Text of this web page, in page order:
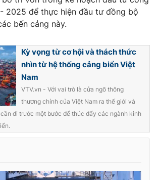
mọi hình thức nếu không có sự chấp
này.
2025 để thực hiện đầu tư đồng bộ
bến cảng này.
Kỳ vọng từ cơ hội và thách thức
nhìn từ hệ thống cảng biển Việt
Nam
VTV.vn - Với vai trò là cửa ngõ thông
thương chính của Việt Nam ra thế giới và
đi trước một bước để thúc đẩy các ngành kinh